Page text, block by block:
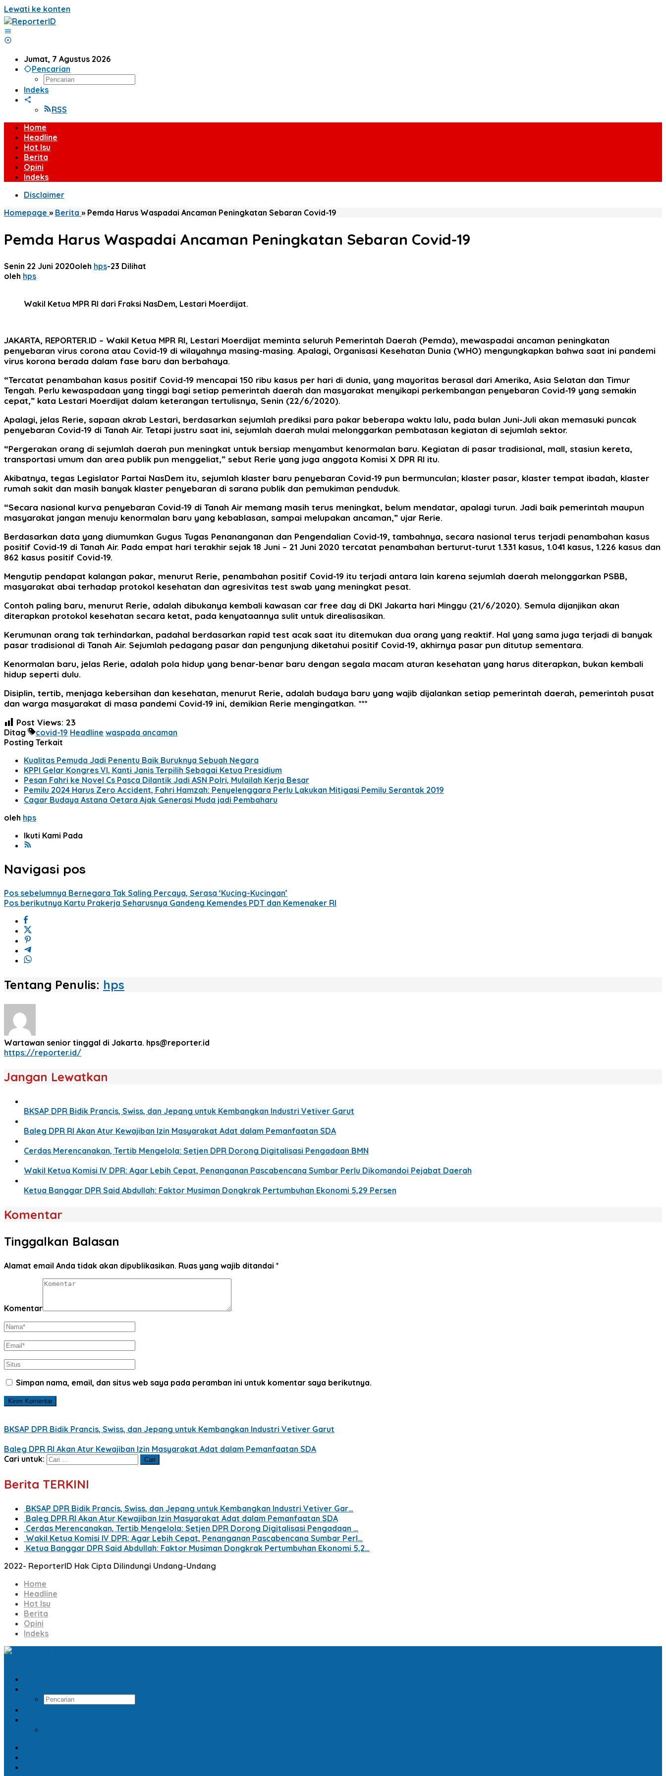
Lewati ke konten
Jumat, 7 Agustus 2026
Pencarian
Indeks
RSS
Home
Headline
Hot Isu
Berita
Opini
Indeks
Disclaimer
Homepage » Berita » Pemda Harus Waspadai Ancaman Peningkatan Sebaran Covid-19
Pemda Harus Waspadai Ancaman Peningkatan Sebaran Covid-19
Senin 22 Juni 2020oleh hps-23 Dilihat
oleh hps
Wakil Ketua MPR RI dari Fraksi NasDem, Lestari Moerdijat.
JAKARTA, REPORTER.ID – Wakil Ketua MPR RI, Lestari Moerdijat meminta seluruh Pemerintah Daerah (Pemda), mewaspadai ancaman peningkatan
penyebaran virus corona atau Covid-19 di wilayahnya masing-masing. Apalagi, Organisasi Kesehatan Dunia (WHO) mengungkapkan bahwa saat ini pandemi
virus korona berada dalam fase baru dan berbahaya.
“Tercatat penambahan kasus positif Covid-19 mencapai 150 ribu kasus per hari di dunia, yang mayoritas berasal dari Amerika, Asia Selatan dan Timur
Tengah. Perlu kewaspadaan yang tinggi bagi setiap pemerintah daerah dan masyarakat menyikapi perkembangan penyebaran Covid-19 yang semakin
cepat,” kata Lestari Moerdijat dalam keterangan tertulisnya, Senin (22/6/2020).
Apalagi, jelas Rerie, sapaan akrab Lestari, berdasarkan sejumlah prediksi para pakar beberapa waktu lalu, pada bulan Juni-Juli akan memasuki puncak
penyebaran Covid-19 di Tanah Air. Tetapi justru saat ini, sejumlah daerah mulai melonggarkan pembatasan kegiatan di sejumlah sektor.
“Pergerakan orang di sejumlah daerah pun meningkat untuk bersiap menyambut kenormalan baru. Kegiatan di pasar tradisional, mall, stasiun kereta,
transportasi umum dan area publik pun menggeliat,” sebut Rerie yang juga anggota Komisi X DPR RI itu.
Akibatnya, tegas Legislator Partai NasDem itu, sejumlah klaster baru penyebaran Covid-19 pun bermunculan; klaster pasar, klaster tempat ibadah, klaster
rumah sakit dan masih banyak klaster penyebaran di sarana publik dan pemukiman penduduk.
“Secara nasional kurva penyebaran Covid-19 di Tanah Air memang masih terus meningkat, belum mendatar, apalagi turun. Jadi baik pemerintah maupun
masyarakat jangan menuju kenormalan baru yang kebablasan, sampai melupakan ancaman,” ujar Rerie.
Berdasarkan data yang diumumkan Gugus Tugas Penananganan dan Pengendalian Covid-19, tambahnya, secara nasional terus terjadi penambahan kasus
positif Covid-19 di Tanah Air. Pada empat hari terakhir sejak 18 Juni – 21 Juni 2020 tercatat penambahan berturut-turut 1.331 kasus, 1.041 kasus, 1.226 kasus dan
862 kasus positif Covid-19.
Mengutip pendapat kalangan pakar, menurut Rerie, penambahan positif Covid-19 itu terjadi antara lain karena sejumlah daerah melonggarkan PSBB,
masyarakat abai terhadap protokol kesehatan dan agresivitas test swab yang meningkat pesat.
Contoh paling baru, menurut Rerie, adalah dibukanya kembali kawasan car free day di DKI Jakarta hari Minggu (21/6/2020). Semula dijanjikan akan
diterapkan protokol kesehatan secara ketat, pada kenyataannya sulit untuk direalisasikan.
Kerumunan orang tak terhindarkan, padahal berdasarkan rapid test acak saat itu ditemukan dua orang yang reaktif. Hal yang sama juga terjadi di banyak
pasar tradisional di Tanah Air. Sejumlah pedagang pasar dan pengunjung diketahui positif Covid-19, akhirnya pasar pun ditutup sementara.
Kenormalan baru, jelas Rerie, adalah pola hidup yang benar-benar baru dengan segala macam aturan kesehatan yang harus diterapkan, bukan kembali
hidup seperti dulu.
Disiplin, tertib, menjaga kebersihan dan kesehatan, menurut Rerie, adalah budaya baru yang wajib dijalankan setiap pemerintah daerah, pemerintah pusat
dan warga masyarakat di masa pandemi Covid-19 ini, demikian Rerie mengingatkan. ***
Post Views: 23
Ditag covid-19 Headline waspada ancaman
Posting Terkait
Kualitas Pemuda Jadi Penentu Baik Buruknya Sebuah Negara
KPPI Gelar Kongres VI, Kanti Janis Terpilih Sebagai Ketua Presidium
Pesan Fahri ke Novel Cs Pasca Dilantik Jadi ASN Polri, Mulailah Kerja Besar
Pemilu 2024 Harus Zero Accident, Fahri Hamzah: Penyelenggara Perlu Lakukan Mitigasi Pemilu Serantak 2019
Cagar Budaya Astana Oetara Ajak Generasi Muda jadi Pembaharu
oleh hps
Ikuti Kami Pada
Navigasi pos
Pos sebelumnya Bernegara Tak Saling Percaya, Serasa ‘Kucing-Kucingan’
Pos berikutnya Kartu Prakerja Seharusnya Gandeng Kemendes PDT dan Kemenaker RI
Tentang Penulis: hps
Wartawan senior tinggal di Jakarta. hps@reporter.id
https://reporter.id/
Jangan Lewatkan
BKSAP DPR Bidik Prancis, Swiss, dan Jepang untuk Kembangkan Industri Vetiver Garut
Baleg DPR RI Akan Atur Kewajiban Izin Masyarakat Adat dalam Pemanfaatan SDA
Cerdas Merencanakan, Tertib Mengelola: Setjen DPR Dorong Digitalisasi Pengadaan BMN
Wakil Ketua Komisi IV DPR: Agar Lebih Cepat, Penanganan Pascabencana Sumbar Perlu Dikomandoi Pejabat Daerah
Ketua Banggar DPR Said Abdullah: Faktor Musiman Dongkrak Pertumbuhan Ekonomi 5,29 Persen
Komentar
Tinggalkan Balasan
Alamat email Anda tidak akan dipublikasikan. Ruas yang wajib ditandai *
Komentar
Simpan nama, email, dan situs web saya pada peramban ini untuk komentar saya berikutnya.
BKSAP DPR Bidik Prancis, Swiss, dan Jepang untuk Kembangkan Industri Vetiver Garut
Baleg DPR RI Akan Atur Kewajiban Izin Masyarakat Adat dalam Pemanfaatan SDA
Cari untuk:
Berita TERKINI
BKSAP DPR Bidik Prancis, Swiss, dan Jepang untuk Kembangkan Industri Vetiver Gar…
Baleg DPR RI Akan Atur Kewajiban Izin Masyarakat Adat dalam Pemanfaatan SDA
Cerdas Merencanakan, Tertib Mengelola: Setjen DPR Dorong Digitalisasi Pengadaan …
Wakil Ketua Komisi IV DPR: Agar Lebih Cepat, Penanganan Pascabencana Sumbar Perl…
Ketua Banggar DPR Said Abdullah: Faktor Musiman Dongkrak Pertumbuhan Ekonomi 5,2…
2022- ReporterID Hak Cipta Dilindungi Undang-Undang
Home
Headline
Hot Isu
Berita
Opini
Indeks